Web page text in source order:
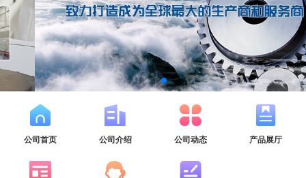
公司首页 公司介绍 公司动态 产品展厅